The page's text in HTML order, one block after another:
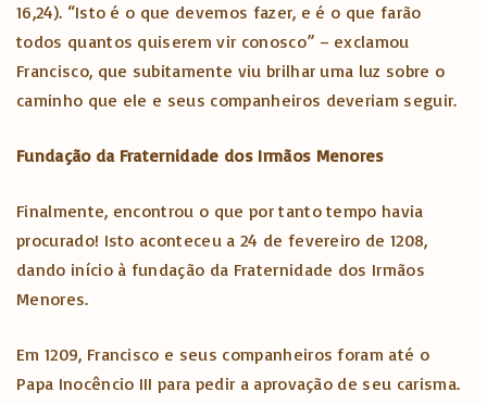
16,24). “Isto é o que devemos fazer, e é o que farão
todos quantos quiserem vir conosco” – exclamou
Francisco, que subitamente viu brilhar uma luz sobre o
caminho que ele e seus companheiros deveriam seguir.
Fundação da Fraternidade dos Irmãos Menores
Finalmente, encontrou o que por tanto tempo havia
procurado! Isto aconteceu a 24 de fevereiro de 1208,
dando início à fundação da Fraternidade dos Irmãos
Menores.
Em 1209, Francisco e seus companheiros foram até o
Papa Inocêncio III para pedir a aprovação de seu carisma.